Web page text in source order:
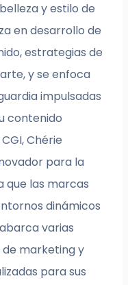
y estilo de
en desarrollo de
estrategias de
y se enfoca
impulsadas
contenido
Chérie
para la
que las marcas
dinámicos
varias
de marketing y
para sus